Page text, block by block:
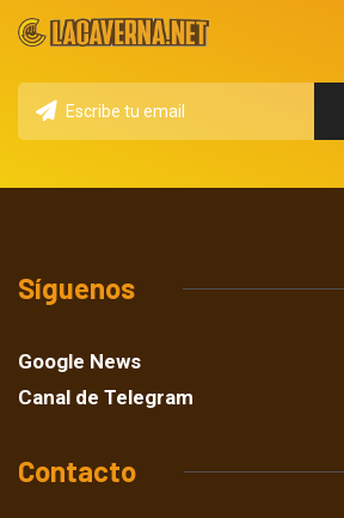
Síguenos
Google News
Canal de Telegram
Contacto